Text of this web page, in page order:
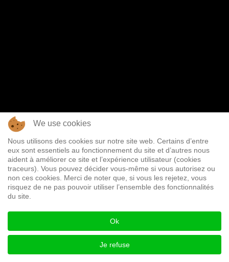
We use cookies
Nous utilisons des cookies sur notre site web. Certains d’entre
eux sont essentiels au fonctionnement du site et d’autres nous
aident à améliorer ce site et l’expérience utilisateur (cookies
traceurs). Vous pouvez décider vous-même si vous autorisez ou
non ces cookies. Merci de noter que, si vous les rejetez, vous
risquez de ne pas pouvoir utiliser l’ensemble des fonctionnalités
du site.
Ok
Je refuse